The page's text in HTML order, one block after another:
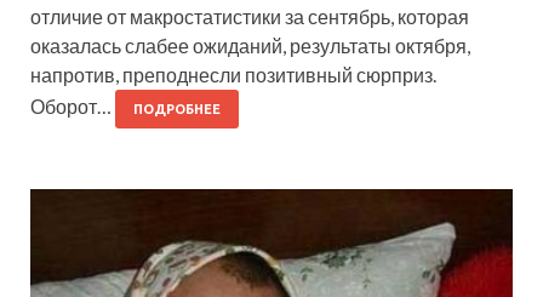
отличие от макростатистики за сентябрь, которая
оказалась слабее ожиданий, результаты октября,
напротив, преподнесли позитивный сюрприз.
Оборот…
ПОДРОБНЕЕ